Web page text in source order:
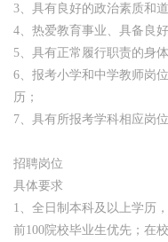
3、具有良好的政治素质和
4、热爱教育事业、具备良
5、具有正常履行职责的身
6、报考小学和中学教师岗
历；
7、具有所报考学科相应岗
招聘岗位
具体要求
1、全日制本科及以上学历
前100院校毕业生优先；在